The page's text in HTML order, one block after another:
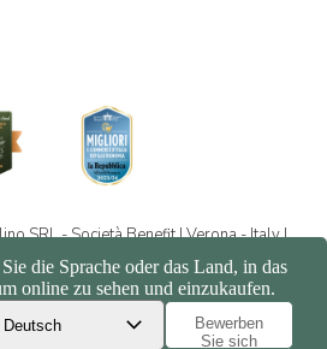
SRL - Società Benefit | Verona - Italy |
| Certificazione BIO: IT-BIO-
| REA VR-455804 |Datenschutz- und